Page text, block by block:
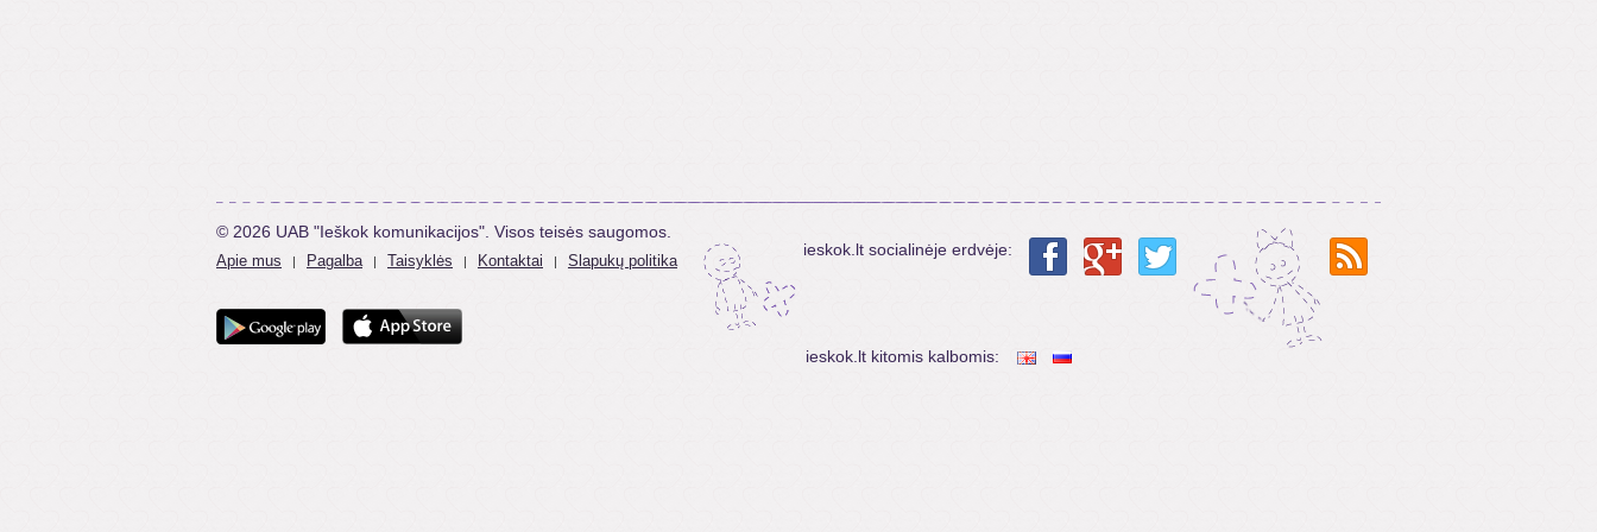
© 2026 UAB "Ieškok komunikacijos". Visos teisės saugomos.
Apie mus | Pagalba | Taisyklės | Kontaktai | Slapukų politika
ieskok.lt socialinėje erdvėje:
ieskok.lt kitomis kalbomis: